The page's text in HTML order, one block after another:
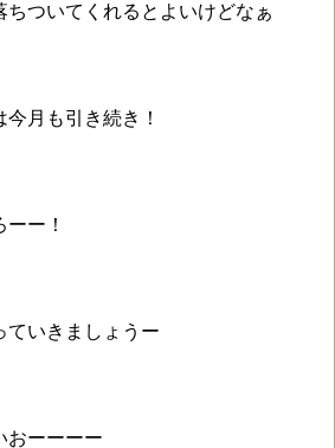
ちついてくれるとよいけどなぁ
今月も引き続き！
ー！
ていきましょうー
おーーーー